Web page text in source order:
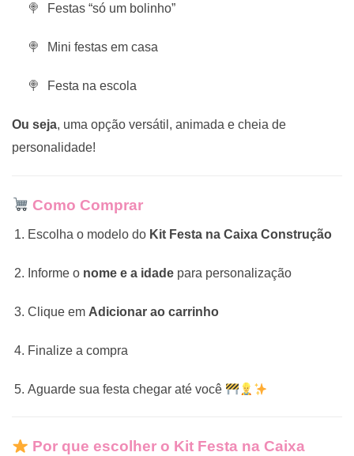
Festas “só um bolinho”
Mini festas em casa
Festa na escola
Ou seja, uma opção versátil, animada e cheia de
personalidade!
Como Comprar
Escolha o modelo do Kit Festa na Caixa Construção
Informe o nome e a idade para personalização
Clique em Adicionar ao carrinho
Finalize a compra
Aguarde sua festa chegar até você
Por que escolher o Kit Festa na Caixa